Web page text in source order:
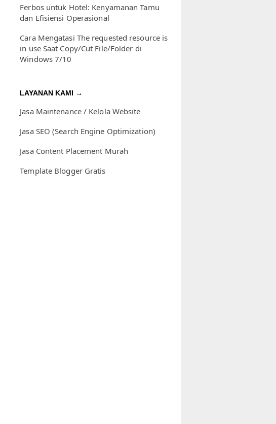
Ferbos untuk Hotel: Kenyamanan Tamu
dan Efisiensi Operasional
Cara Mengatasi The requested resource is
in use Saat Copy/Cut File/Folder di
Windows 7/10
LAYANAN KAMI →
Jasa Maintenance / Kelola Website
Jasa SEO (Search Engine Optimization)
Jasa Content Placement Murah
Template Blogger Gratis